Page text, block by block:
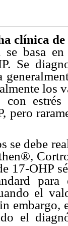
clínica
se basa
Se
los
con
pero
se debe
17-OHP
el
embargo,
el